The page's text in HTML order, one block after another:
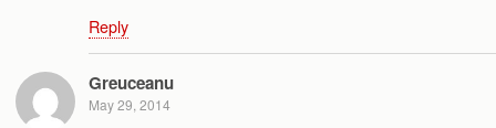
Reply
Greuceanu
May 29, 2014